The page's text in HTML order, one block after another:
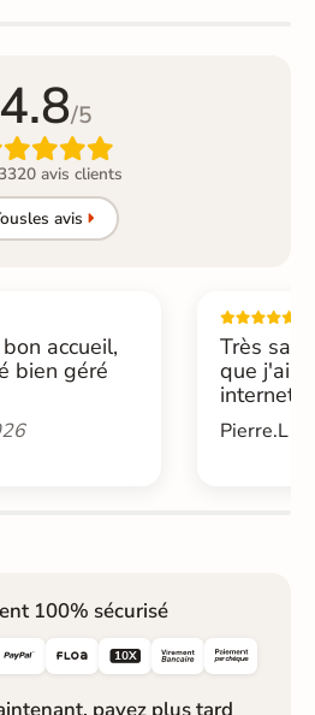
4.8/5
avis clients
les avis
accueil,
bien géré
Très
que j'ai
internet....
Pierre.L -
100% sécurisé
  